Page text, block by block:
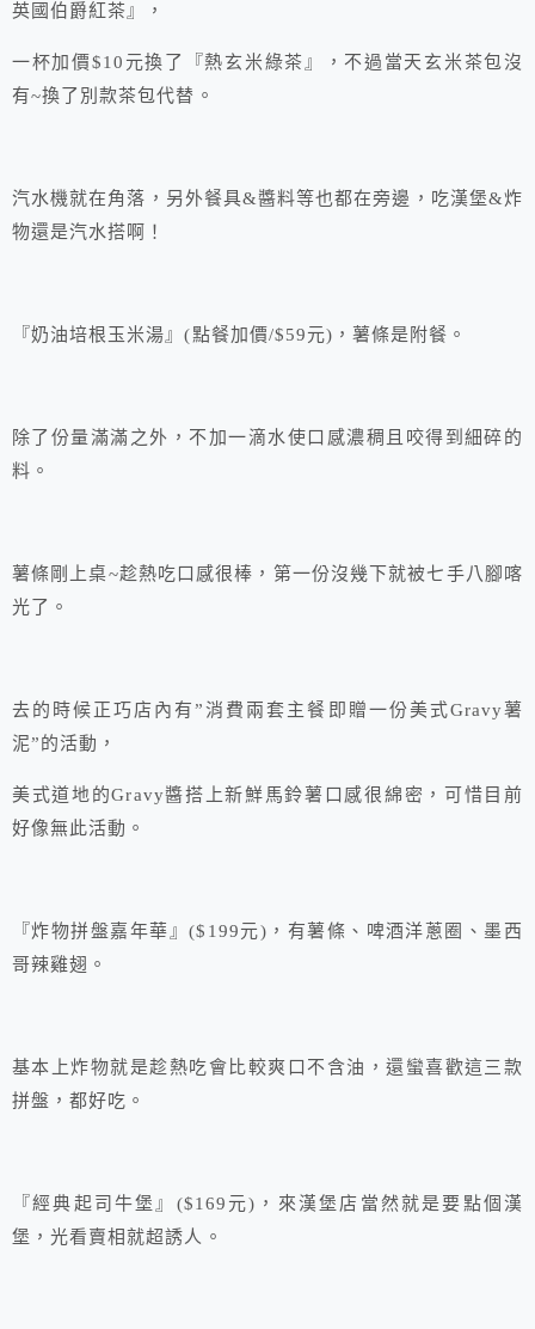
英國伯爵紅茶』，
一杯加價$10元換了『熱玄米綠茶』，不過當天玄米茶包沒
有~換了別款茶包代替。
汽水機就在角落，另外餐具&醬料等也都在旁邊，吃漢堡&炸
物還是汽水搭啊！
『奶油培根玉米湯』(點餐加價/$59元)，薯條是附餐。
除了份量滿滿之外，不加一滴水使口感濃稠且咬得到細碎的
料。
薯條剛上桌~趁熱吃口感很棒，第一份沒幾下就被七手八腳喀
光了。
去的時候正巧店內有”消費兩套主餐即贈一份美式Gravy薯
泥”的活動，
美式道地的Gravy醬搭上新鮮馬鈴薯口感很綿密，可惜目前
好像無此活動。
『炸物拼盤嘉年華』($199元)，有薯條、啤酒洋蔥圈、墨西
哥辣雞翅。
基本上炸物就是趁熱吃會比較爽口不含油，還蠻喜歡這三款
拼盤，都好吃。
『經典起司牛堡』($169元)，來漢堡店當然就是要點個漢
堡，光看賣相就超誘人。